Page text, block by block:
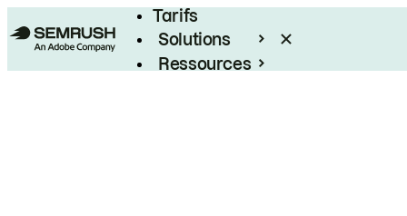
Tarifs
Solutions
Ressources